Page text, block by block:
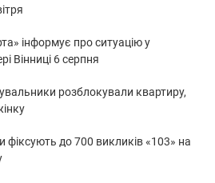
інформує про ситуацію у
Вінниці 6 серпня
розблокували квартиру,
фіксують до 700 викликів «103» на